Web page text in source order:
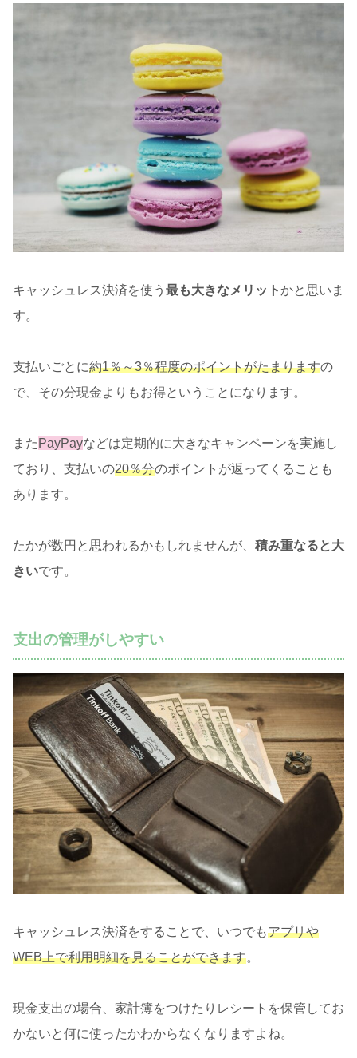
キャッシュレス決済を使う 最も大きなメリットかと思いま
す。
支払いごとに約1％～3％程度のポイントがたまりますの
で、その分現金よりもお得ということになります。
また PayPayなどは定期的に大きなキャンペーンを実施し
ており、支払いの20％分のポイントが返ってくることも
あります。
たかが数円と思われるかもしれませんが、 積み重なると大
きいです。
支出の管理がしやすい
キャッシュレス決済をすることで、いつでもアプリや
WEB上で利用明細を見ることができます。
現金支出の場合、家計簿をつけたりレシートを保管してお
かないと何に使ったかわからなくなりますよね。